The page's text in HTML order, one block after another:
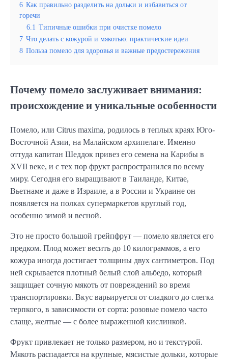
6 Как правильно разделить на дольки и избавиться от
горечи
6.1 Типичные ошибки при очистке помело
7 Что делать с кожурой и мякотью: практические идеи
8 Польза помело для здоровья и важные предостережения
Почему помело заслуживает внимания:
происхождение и уникальные особенности
Помело, или Citrus maxima, родилось в теплых краях Юго-
Восточной Азии, на Малайском архипелаге. Именно
оттуда капитан Шеддок привез его семена на Карибы в
XVII веке, и с тех пор фрукт распространился по всему
миру. Сегодня его выращивают в Таиланде, Китае,
Вьетнаме и даже в Израиле, а в России и Украине он
появляется на полках супермаркетов круглый год,
особенно зимой и весной.
Это не просто большой грейпфрут — помело является его
предком. Плод может весить до 10 килограммов, а его
кожура иногда достигает толщины двух сантиметров. Под
ней скрывается плотный белый слой альбедо, который
защищает сочную мякоть от повреждений во время
транспортировки. Вкус варьируется от сладкого до слегка
терпкого, в зависимости от сорта: розовые помело часто
слаще, желтые — с более выраженной кислинкой.
Фрукт привлекает не только размером, но и текстурой.
Мякоть распадается на крупные, мясистые дольки, которые